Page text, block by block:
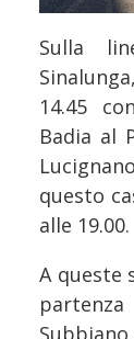
Sulla
14.45
Badia al
questo
alle 19.00.
A queste